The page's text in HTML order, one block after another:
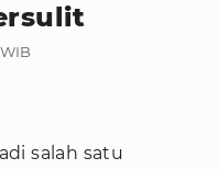
salah satu